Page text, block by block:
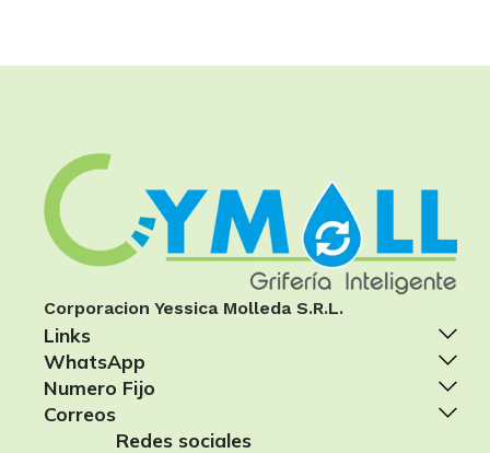
Corporacion Yessica Molleda S.R.L.
Links
WhatsApp
Numero Fijo
Correos
Redes sociales